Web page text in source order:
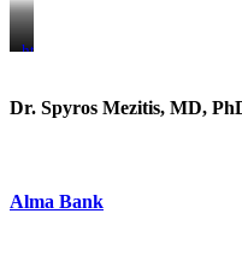
https://
https://
Dr. Spyros Mezitis, MD,
Alma Bank